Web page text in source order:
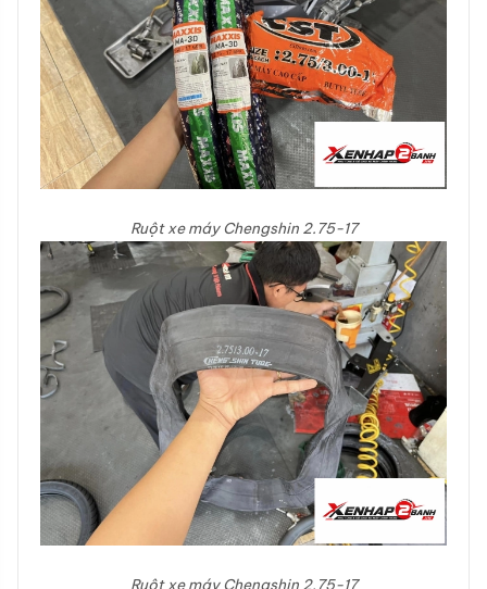
Ruột xe máy Chengshin 2.75-17
Ruột xe máy Chengshin 2.75-17